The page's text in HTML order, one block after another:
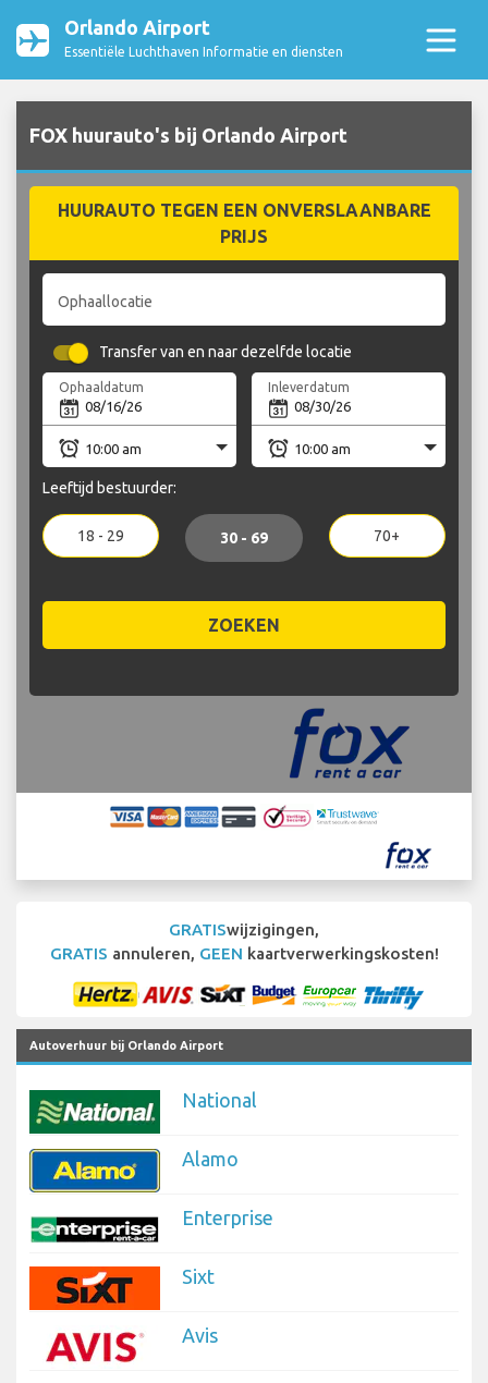
Orlando Airport
Essentiële Luchthaven Informatie en diensten
FOX huurauto's bij Orlando Airport
HUURAUTO TEGEN EEN ONVERSLAANBARE
PRIJS
Ophaallocatie
Transfer van en naar dezelfde locatie
Ophaaldatum Inleverdatum
Leeftijd bestuurder:
18 - 29 30 - 69 70+
ZOEKEN
GRATISwijzigingen,
GRATIS annuleren, GEEN kaartverwerkingskosten!
Autoverhuur bij Orlando Airport
National
Alamo
Enterprise
Sixt
Avis